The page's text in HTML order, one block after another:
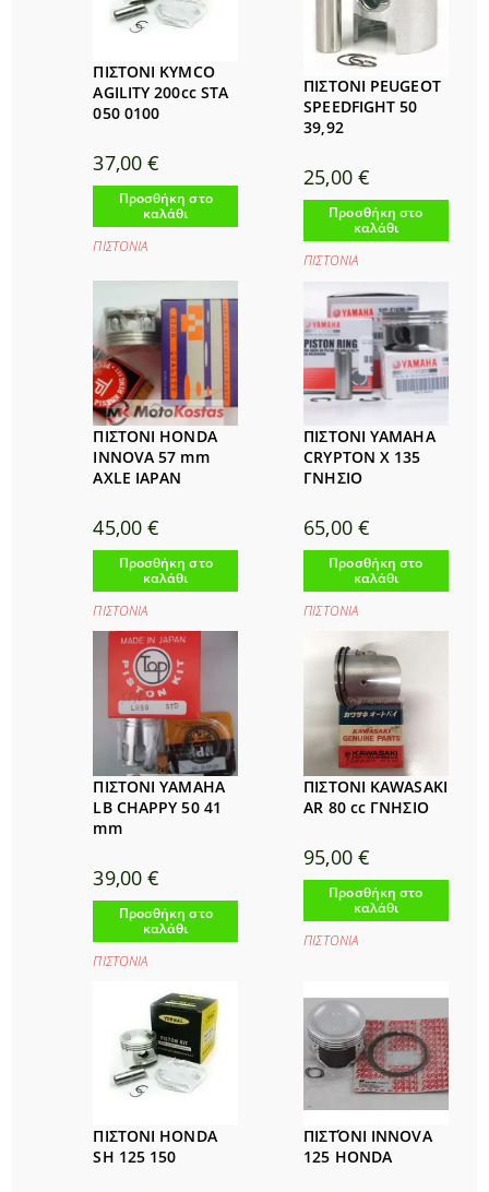
ΠΙΣΤΟΝΙ KYMCO
AGILITY 200cc STA
050 0100
37,00€
Προσθήκη στο
καλάθι
ΠΙΣΤΟΝΙΑ
ΠΙΣΤΟΝΙ PEUGEOT
SPEEDFIGHT 50
39,92
25,00 €
Προσθήκη στο
καλάθι
ΠΙΣΤΟΝΙΑ
ΠΙΣΤΟΝΙ HONDA
INNOVA 57 mm
AXLE IAPAN
45,00€
Προσθήκη στο
καλάθι
ΠΙΣΤΟΝΙΑ
ΠΙΣΤΟΝΙ YAMAHA
CRYPTON X 135
ΓΝΗΣΙΟ
65,00 €
Προσθήκη στο
καλάθι
ΠΙΣΤΟΝΙΑ
ΠΙΣΤΟΝΙ YAMAHA
LB CHAPPY 50 41
mm
39,00€
Προσθήκη στο
καλάθι
ΠΙΣΤΟΝΙΑ
ΠΙΣΤΟΝΙ KAWASAKI
AR 80 cc ΓΝΗΣΙΟ
95,00 €
Προσθήκη στο
καλάθι
ΠΙΣΤΟΝΙΑ
ΠΙΣΤΟΝΙ HONDA
SH 125 150
ΠΙΣΤΌΝΙ INNOVA
125 HONDA